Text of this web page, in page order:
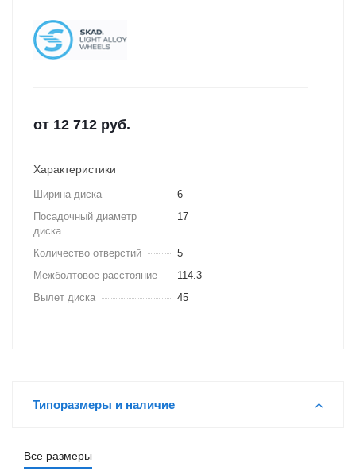
от 12 712 руб.
Характеристики
Ширина диска
6
Посадочный диаметр
диска
17
Количество отверстий
5
Межболтовое расстояние
114.3
Вылет диска
45
Типоразмеры и наличие
Все размеры